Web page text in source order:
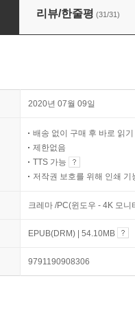
리뷰/한줄평 (31/31)
2020년 07월 09일
배송 없이 구매 후 바로 읽기
제한없음
TTS 가능
저작권 보호를 위해 인쇄 기
크레마 /PC(윈도우 - 4K 모
EPUB(DRM) | 54.10MB
9791190908306